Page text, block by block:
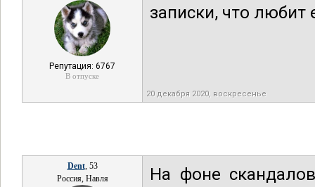
Репутация: 6767
В отпуске
записки, что любит
20 декабря 2020, воскресенье
Dent, 53
Россия, Навля
На фоне